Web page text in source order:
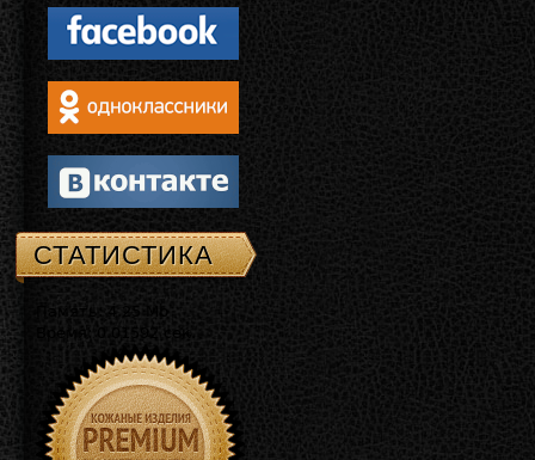
СТАТИСТИКА
Память: 4.25 Mb
Время: 0.01592 сек.